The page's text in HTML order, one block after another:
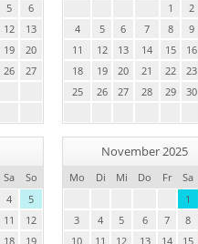
5
6
12
13
19
20
26
27
1
2
4
5 6 7 8 9
11
12 13 14 15 16
18
19 20 21 22 23
25
26 27 28 29 30
Sa
So
4
5
11
12
18
19
November 2025
Mo Di Mi Do Fr Sa
1
3
4 5 6 7 8
10
11 12 13 14 15